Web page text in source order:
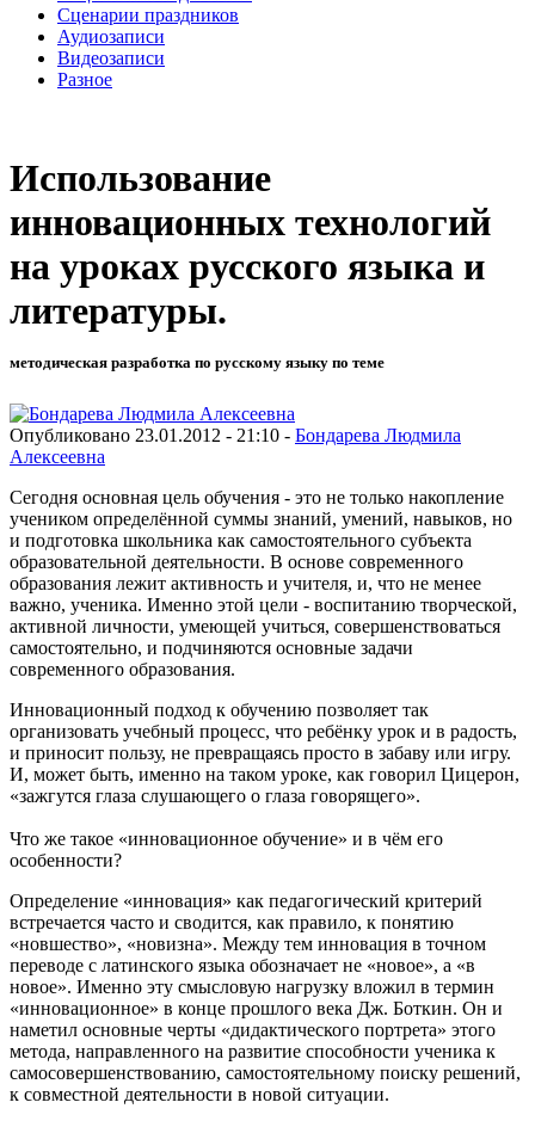
Сценарии праздников
Аудиозаписи
Видеозаписи
Разное
Использование
инновационных технологий
на уроках русского языка и
литературы.
методическая разработка по русскому языку по теме
Опубликовано 23.01.2012 - 21:10 - Бондарева Людмила
Алексеевна
Сегодня основная цель обучения - это не только накопление
учеником определённой суммы знаний, умений, навыков, но
и подготовка школьника как самостоятельного субъекта
образовательной деятельности. В основе современного
образования лежит активность и учителя, и, что не менее
важно, ученика. Именно этой цели - воспитанию творческой,
активной личности, умеющей учиться, совершенствоваться
самостоятельно, и подчиняются основные задачи
современного образования.
Инновационный подход к обучению позволяет так
организовать учебный процесс, что ребёнку урок и в радость,
и приносит пользу, не превращаясь просто в забаву или игру.
И, может быть, именно на таком уроке, как говорил Цицерон,
«зажгутся глаза слушающего о глаза говорящего».
Что же такое «инновационное обучение» и в чём его
особенности?
Определение «инновация» как педагогический критерий
встречается часто и сводится, как правило, к понятию
«новшество», «новизна». Между тем инновация в точном
переводе с латинского языка обозначает не «новое», а «в
новое». Именно эту смысловую нагрузку вложил в термин
«инновационное» в конце прошлого века Дж. Боткин. Он и
наметил основные черты «дидактического портрета» этого
метода, направленного на развитие способности ученика к
самосовершенствованию, самостоятельному поиску решений,
к совместной деятельности в новой ситуации.